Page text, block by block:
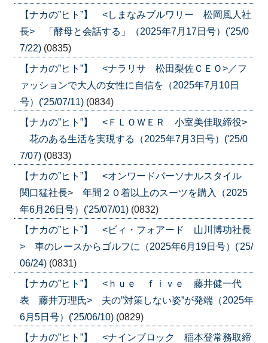
【ナカの”ヒト”】 <しまなみブルワリー 松岡風人社
長> 「酵母と会話する」（2025年7月17日号）('25/0
7/22) (0835)
【ナカの”ヒト”】 <ナラリサ 松田梨佐ＣＥＯ>／フ
ァッションで大人の女性に自信を（2025年7月10日
号）('25/07/11) (0834)
【ナカの”ヒト”】 <ＦＬＯＷＥＲ 小室美佳取締役>
花のある生活を実現する（2025年7月3日号）('25/0
7/07) (0833)
【ナカの”ヒト”】 <オンワードパーソナルスタイル
関口猛社長> 年間２０着以上のスーツを購入（2025
年6月26日号）('25/07/01) (0832)
【ナカの”ヒト”】 <ビィ・フォアード 山川博功社長
> 車のレースからゴルフに（2025年6月19日号）('25/
06/24) (0831)
【ナカの”ヒト”】 <ｈｕｅ ｆｉｖｅ 藤井健一代
表 藤井万理氏> 夫の”対策しない姿”が発端（2025年
6月5日号）('25/06/10) (0829)
【ナカの”ヒト”】 <ナインブロック 稲本登常務取締